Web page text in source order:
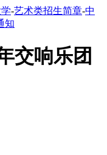
-艺术类招生简章-中
知
交响乐团